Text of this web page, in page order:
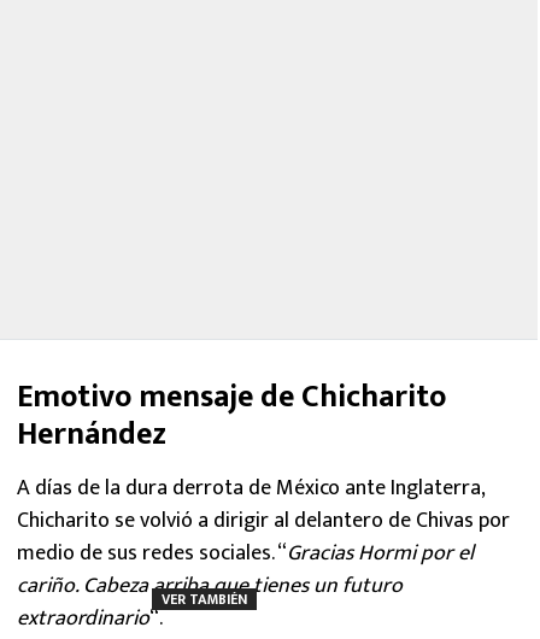
Emotivo mensaje de Chicharito
Hernández
A días de la dura derrota de México ante Inglaterra,
Chicharito se volvió a dirigir al delantero de Chivas por
medio de sus redes sociales. “Gracias Hormi por el
cariño. Cabeza arriba que tienes un futuro
extraordinario“.
VER TAMBIÉN